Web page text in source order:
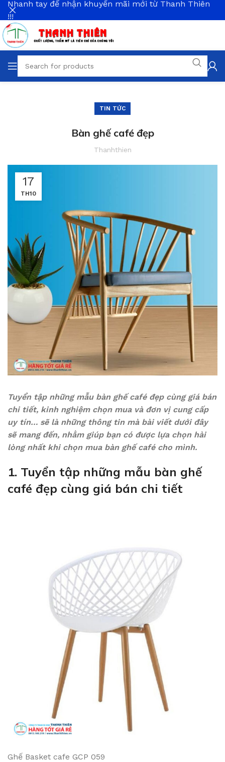
TIN TỨC
Bàn ghế café đẹp
Thanhthien
17
TH10
Tuyển tập những mẫu bàn ghế café đẹp cùng giá bán
chi tiết, kinh nghiệm chọn mua và đơn vị cung cấp
uy tín… sẽ là những thông tin mà bài viết dưới đây
sẽ mang đến, nhằm giúp bạn có được lựa chọn hài
lòng nhất khi chọn mua bàn ghế café cho mình.
1. Tuyển tập những mẫu bàn ghế
café đẹp cùng giá bán chi tiết
Ghế Basket cafe GCP 059
Nhanh tay để nhận khuyến mãi mới từ Thanh Thiên
!!!